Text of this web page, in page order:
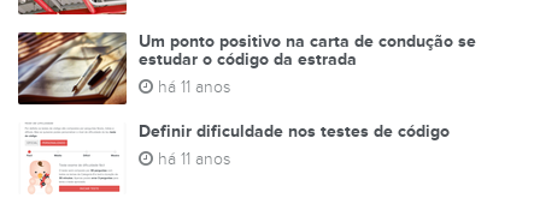
Um ponto positivo na carta de condução se
estudar o código da estrada
há 11 anos
Definir dificuldade nos testes de código
há 11 anos